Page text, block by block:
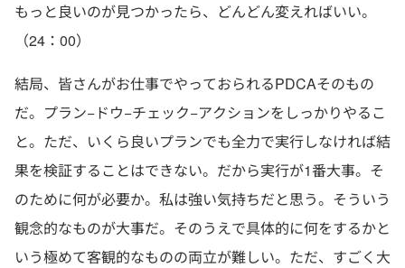
もっと良いのが見つかったら、どんどん変えればいい。
（24：00）
結局、皆さんがお仕事でやっておられるPDCAそのもの
だ。プラン−ドウ−チェック−アクションをしっかりやるこ
と。ただ、いくら良いプランでも全力で実行しなければ結
果を検証することはできない。だから実行が1番大事。そ
のために何が必要か。私は強い気持ちだと思う。そういう
観念的なものが大事だ。そのうえで具体的に何をするかと
いう極めて客観的なものの両立が難しい。ただ、すごく大